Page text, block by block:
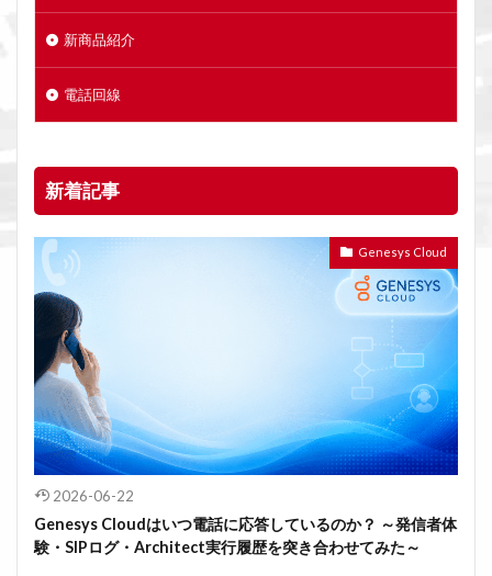
新商品紹介
電話回線
新着記事
Genesys Cloud
2026-06-22
Genesys Cloudはいつ電話に応答しているのか？ ～発信者体
験・SIPログ・Architect実行履歴を突き合わせてみた～